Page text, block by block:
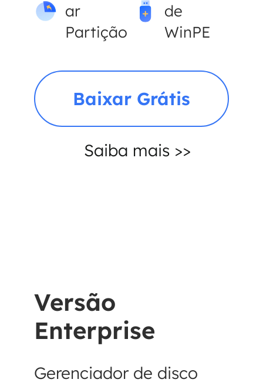
ar
Partição
de
WinPE
Baixar Grátis
Saiba mais >>
Versão
Enterprise
Gerenciador de disco